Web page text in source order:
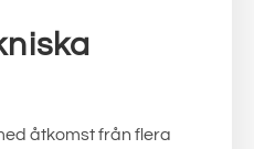
åtkomst från flera